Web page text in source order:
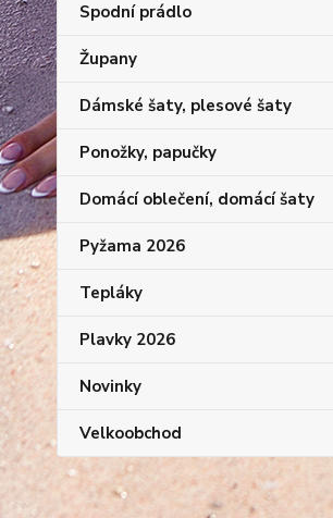
Spodní prádlo
Župany
Dámské šaty, plesové šaty
Ponožky, papučky
Domácí oblečení, domácí šaty
Pyžama 2026
Tepláky
Plavky 2026
Novinky
Velkoobchod